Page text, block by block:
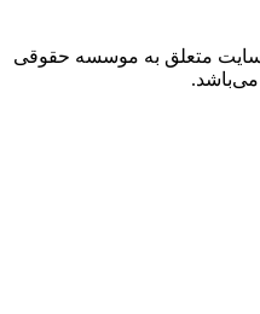
به موسسه حقوقی